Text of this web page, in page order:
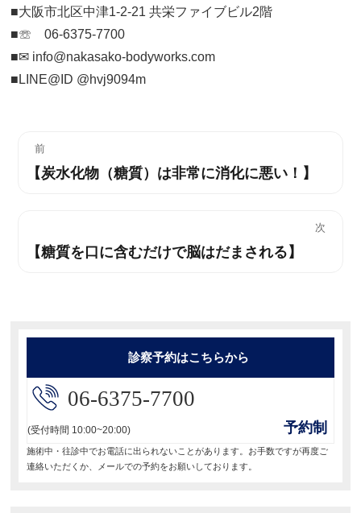
■大阪市北区中津1-2-21 共栄ファイブビル2階
■☏ 06-6375-7700
■✉︎ info@nakasako-bodyworks.com
■LINE@ID @hvj9094m
前
過
投
【炭水化物（糖質）は非常に消化に悪い！】
次
次【糖質を口に含むだけで脳はだまされる】
診察予約はこちらから
06-6375-7700
(受付時間 10:00~20:00) 予約制
施術中・往診中でお電話に出られないことがあります。お手数ですが再度ご
連絡いただくか、メールでの予約をお願いしております。